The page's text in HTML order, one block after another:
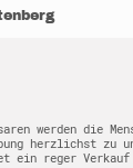
werden die
herzlichst zu
ein reger